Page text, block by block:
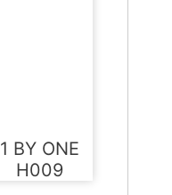
1 BY ONE
H009